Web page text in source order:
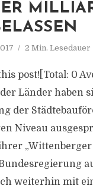
2 Min. Lesedauer
post![Total: 0
Länder haben
der
Niveau
weiterhin mit